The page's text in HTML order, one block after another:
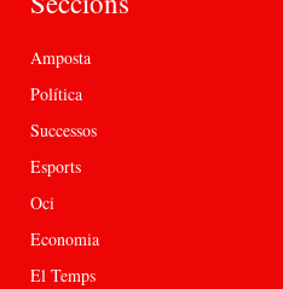
Amposta
Política
Successos
Esports
Oci
Economia
El Temps